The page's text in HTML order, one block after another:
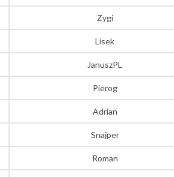
Zygi
Lisek
JanuszPL
Pierog
Adrian
Snajper
Roman